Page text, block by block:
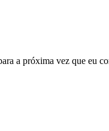
a próxima vez que eu